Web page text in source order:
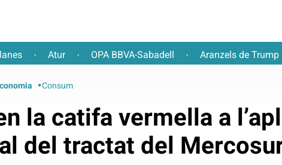
· Atur · OPA BBVA-Sabadell · Aranzels de Trump
Consum
la catifa vermella a
del tractat del